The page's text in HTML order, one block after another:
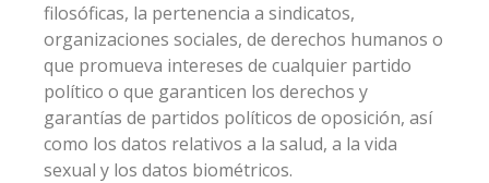
filosóficas, la pertenencia a sindicatos,
organizaciones sociales, de derechos humanos o
que promueva intereses de cualquier partido
político o que garanticen los derechos y
garantías de partidos políticos de oposición, así
como los datos relativos a la salud, a la vida
sexual y los datos biométricos.